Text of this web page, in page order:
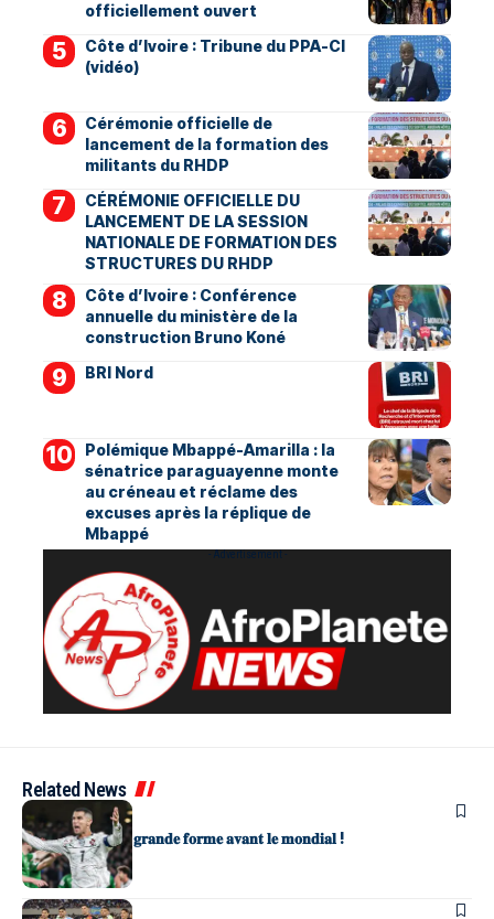
officiellement ouvert
Côte d’Ivoire : Tribune du PPA-CI
(vidéo)
Cérémonie officielle de
lancement de la formation des
militants du RHDP
CÉRÉMONIE OFFICIELLE DU
LANCEMENT DE LA SESSION
NATIONALE DE FORMATION DES
STRUCTURES DU RHDP
Côte d’Ivoire : Conférence
annuelle du ministère de la
construction Bruno Koné
BRI Nord
Polémique Mbappé-Amarilla : la
sénatrice paraguayenne monte
au créneau et réclame des
excuses après la réplique de
Mbappé
- Advertisement -
Related News
SPORTS
𝐋𝐞𝐬 𝐏𝐨𝐫𝐭𝐮𝐠𝐚𝐢𝐬 𝐞𝐧 𝐠𝐫𝐚𝐧𝐝𝐞 𝐟𝐨𝐫𝐦𝐞 𝐚𝐯𝐚𝐧𝐭 𝐥𝐞 𝐦𝐨𝐧𝐝𝐢𝐚𝐥 !
SPORTS